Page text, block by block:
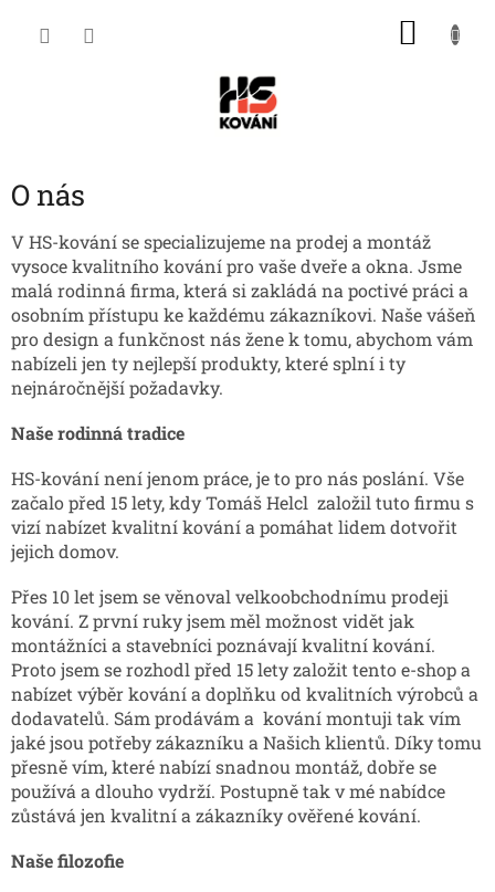
O nás
V HS-kování se specializujeme na prodej a montáž
vysoce kvalitního kování pro vaše dveře a okna. Jsme
malá rodinná firma, která si zakládá na poctivé práci a
osobním přístupu ke každému zákazníkovi. Naše vášeň
pro design a funkčnost nás žene k tomu, abychom vám
nabízeli jen ty nejlepší produkty, které splní i ty
nejnáročnější požadavky.
Naše rodinná tradice
HS-kování není jenom práce, je to pro nás poslání. Vše
začalo před 15 lety, kdy Tomáš Helcl založil tuto firmu s
vizí nabízet kvalitní kování a pomáhat lidem dotvořit
jejich domov.
Přes 10 let jsem se věnoval velkoobchodnímu prodeji
kování. Z první ruky jsem měl možnost vidět jak
montážníci a stavebníci poznávají kvalitní kování.
Proto jsem se rozhodl před 15 lety založit tento e-shop a
nabízet výběr kování a doplňku od kvalitních výrobců a
dodavatelů. Sám prodávám a kování montuji tak vím
jaké jsou potřeby zákazníku a Našich klientů. Díky tomu
přesně vím, které nabízí snadnou montáž, dobře se
používá a dlouho vydrží. Postupně tak v mé nabídce
zůstává jen kvalitní a zákazníky ověřené kování.
Naše filozofie